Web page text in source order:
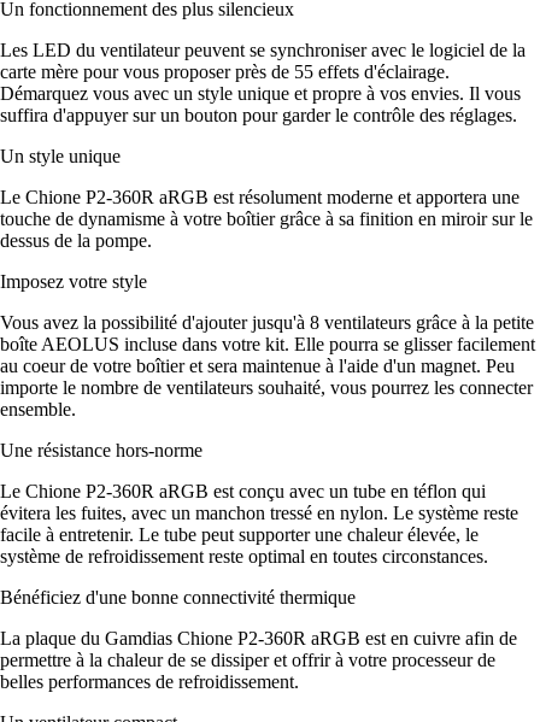
Un fonctionnement des plus silencieux
Les LED du ventilateur peuvent se synchroniser avec le logiciel de la
carte mère pour vous proposer près de 55 effets d'éclairage.
Démarquez vous avec un style unique et propre à vos envies. Il vous
suffira d'appuyer sur un bouton pour garder le contrôle des réglages.
Un style unique
Le Chione P2-360R aRGB est résolument moderne et apportera une
touche de dynamisme à votre boîtier grâce à sa finition en miroir sur le
dessus de la pompe.
Imposez votre style
Vous avez la possibilité d'ajouter jusqu'à 8 ventilateurs grâce à la petite
boîte AEOLUS incluse dans votre kit. Elle pourra se glisser facilement
au coeur de votre boîtier et sera maintenue à l'aide d'un magnet. Peu
importe le nombre de ventilateurs souhaité, vous pourrez les connecter
ensemble.
Une résistance hors-norme
Le Chione P2-360R aRGB est conçu avec un tube en téflon qui
évitera les fuites, avec un manchon tressé en nylon. Le système reste
facile à entretenir. Le tube peut supporter une chaleur élevée, le
système de refroidissement reste optimal en toutes circonstances.
Bénéficiez d'une bonne connectivité thermique
La plaque du Gamdias Chione P2-360R aRGB est en cuivre afin de
permettre à la chaleur de se dissiper et offrir à votre processeur de
belles performances de refroidissement.